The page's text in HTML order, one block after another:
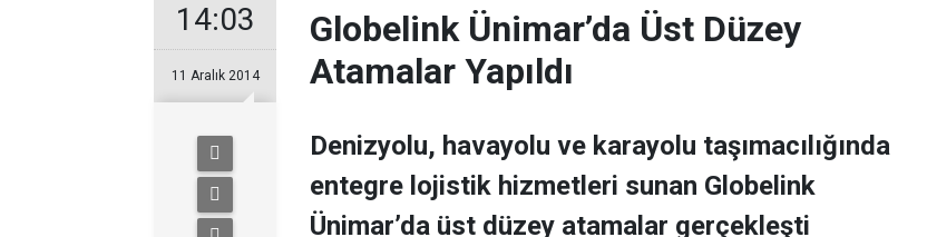
14:03
11 Aralık 2014
Globelink Ünimar’da Üst Düzey
Atamalar Yapıldı
Denizyolu, havayolu ve karayolu taşımacılığında
entegre lojistik hizmetleri sunan Globelink
Ünimar’da üst düzey atamalar gerçekleşti